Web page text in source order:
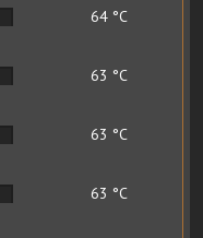
64 °C
63 °C
63 °C
63 °C